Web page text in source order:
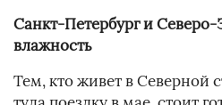
Санкт-Петербург и Северо-
влажность
Тем, кто живет в Северной